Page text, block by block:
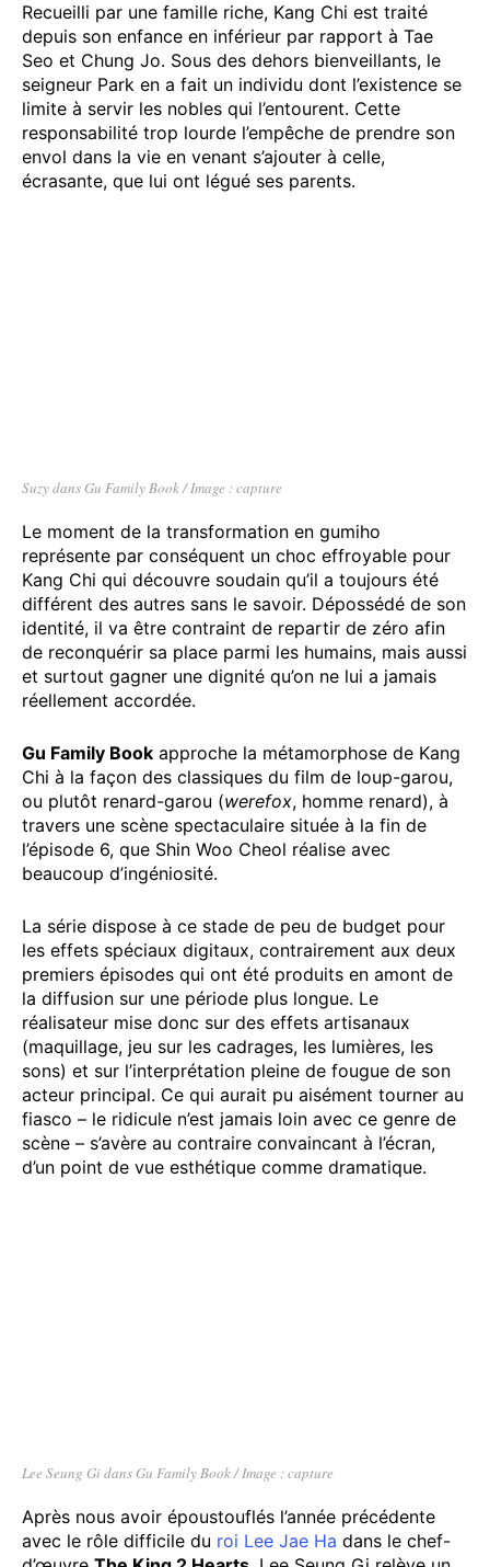
Recueilli par une famille riche, Kang Chi est traité
depuis son enfance en inférieur par rapport à Tae
Seo et Chung Jo. Sous des dehors bienveillants, le
seigneur Park en a fait un individu dont l’existence se
limite à servir les nobles qui l’entourent. Cette
responsabilité trop lourde l’empêche de prendre son
envol dans la vie en venant s’ajouter à celle,
écrasante, que lui ont légué ses parents.
Suzy dans Gu Family Book / Image : capture
Le moment de la transformation en gumiho
représente par conséquent un choc effroyable pour
Kang Chi qui découvre soudain qu’il a toujours été
différent des autres sans le savoir. Dépossédé de son
identité, il va être contraint de repartir de zéro afin
de reconquérir sa place parmi les humains, mais aussi
et surtout gagner une dignité qu’on ne lui a jamais
réellement accordée.
Gu Family Book approche la métamorphose de Kang
Chi à la façon des classiques du film de loup-garou,
ou plutôt renard-garou (werefox, homme renard), à
travers une scène spectaculaire située à la fin de
l’épisode 6, que Shin Woo Cheol réalise avec
beaucoup d’ingéniosité.
La série dispose à ce stade de peu de budget pour
les effets spéciaux digitaux, contrairement aux deux
premiers épisodes qui ont été produits en amont de
la diffusion sur une période plus longue. Le
réalisateur mise donc sur des effets artisanaux
(maquillage, jeu sur les cadrages, les lumières, les
sons) et sur l’interprétation pleine de fougue de son
acteur principal. Ce qui aurait pu aisément tourner au
fiasco – le ridicule n’est jamais loin avec ce genre de
scène – s’avère au contraire convaincant à l’écran,
d’un point de vue esthétique comme dramatique.
Lee Seung Gi dans Gu Family Book / Image : capture
Après nous avoir époustouflés l’année précédente
avec le rôle difficile du roi Lee Jae Ha dans le chef-